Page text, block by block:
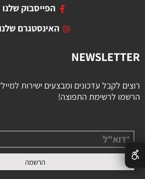
הפייסבוק שלנו
האינסטגרם שלנו
NEWSLETTER
רוצים לקבל עדכונים ומבצעים ישירות
הרשמו לרשימת התפוצה!
✕